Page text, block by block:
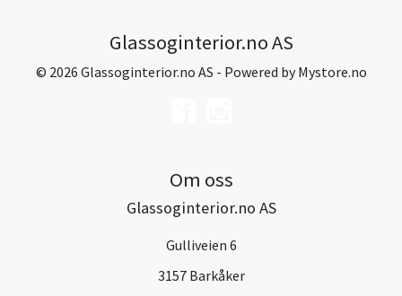
Glassoginterior.no AS
© 2026 Glassoginterior.no AS - Powered byMystore.no
Om oss
Glassoginterior.no AS
Gulliveien 6
3157 Barkåker